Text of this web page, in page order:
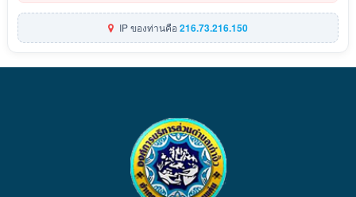
IP ของท่านคือ216.73.216.150